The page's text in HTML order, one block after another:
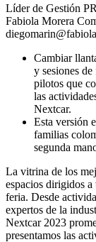
Líder de Gestión
Fabiola Morera
Cambiar
y sesiones
pilotos que
las
Nextcar.
Esta versión
familias
segunda
La vitrina de los
espacios dirigidos
feria. Desde
expertos de la
Nextcar 2023
presentamos las